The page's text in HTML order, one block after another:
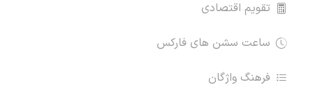
تقویم اقتصادی
ساعت سشن های فارکس
فرهنگ واژگان